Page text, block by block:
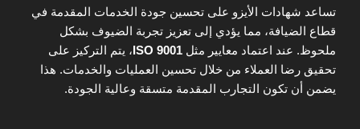
تساعد شهادات الأيزو على تحسين جودة الخدمات المقدمة في
قطاع الضيافة، مما يؤدي إلى تعزيز تجربة الضيوف بشكل
ملحوظ. عند اعتماد معايير مثل ISO 9001، يتم التركيز على
تحقيق رضا العملاء من خلال تحسين العمليات والخدمات. هذا
يضمن أن تكون التجارب المقدمة متسقة وعالية الجودة.